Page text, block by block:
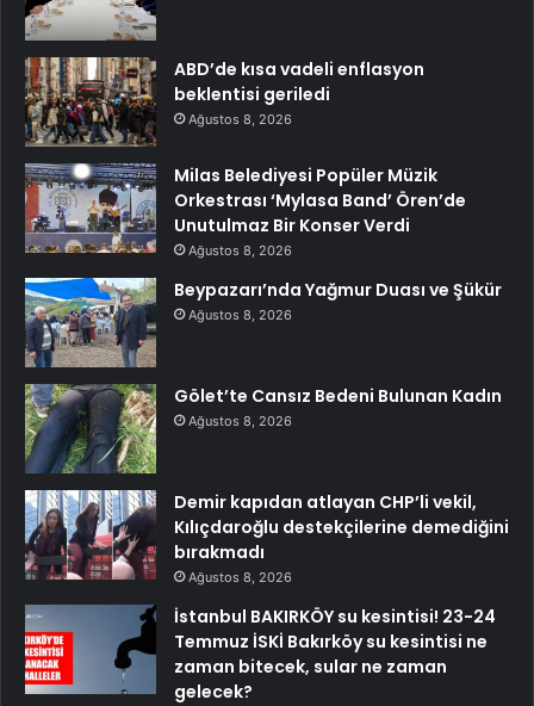
ABD’de kısa vadeli enflasyon
beklentisi geriledi
Ağustos 8, 2026
Milas Belediyesi Popüler Müzik
Orkestrası ‘Mylasa Band’ Ören’de
Unutulmaz Bir Konser Verdi
Ağustos 8, 2026
Beypazarı’nda Yağmur Duası ve Şükür
Ağustos 8, 2026
Gölet’te Cansız Bedeni Bulunan Kadın
Ağustos 8, 2026
Demir kapıdan atlayan CHP’li vekil,
Kılıçdaroğlu destekçilerine demediğini
bırakmadı
Ağustos 8, 2026
İstanbul BAKIRKÖY su kesintisi! 23-24
Temmuz İSKİ Bakırköy su kesintisi ne
zaman bitecek, sular ne zaman
gelecek?